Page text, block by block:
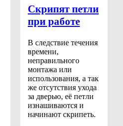
Скрипят петли
при работе
В следствие течения
времени,
неправильного
монтажа или
использования, а так
же отсутствия ухода
за дверью, её петли
изнашиваются и
начинают скрипеть.